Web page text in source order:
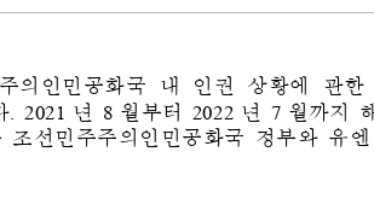
의인민공화국 내 인권 상황에 관한
. 2021 년 8 월부터 2022 년 7 월까지
조선민주주의인민공화국 정부와 유엔